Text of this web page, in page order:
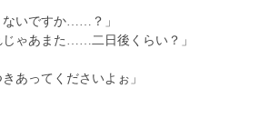
ないですか……？」
じゃあまた……二日後くらい？」
あってくださいよぉ」